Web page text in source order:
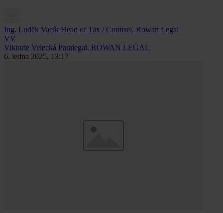
Ing. Luděk Vacík Head of Tax / Counsel, Rowan Legal
VV
Viktorie Velecká Paralegal, ROWAN LEGAL
6. ledna 2025, 13:17